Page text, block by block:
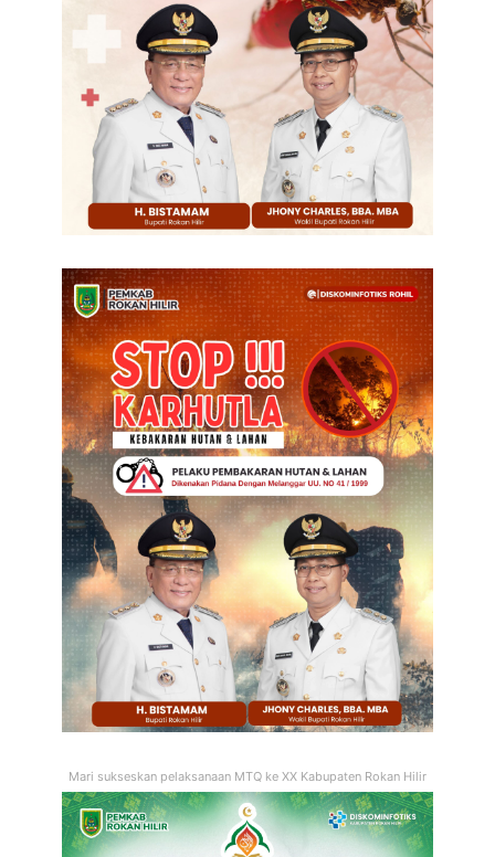
Mari sukseskan pelaksanaan MTQ ke XX Kabupaten Rokan Hilir